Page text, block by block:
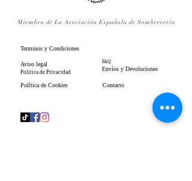
Miembro de La Asociación Española de Sombrerería
Terminos y Condiciones
Aviso legal
Politica de Privacidad
Política de Cookies
FAQ
Envíos y Devoluciones
Contacto